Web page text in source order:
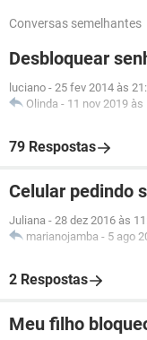
Conversas semelhantes
Desbloquear
luciano - 25 fev 2014 às
Olinda - 11 nov 2019 às
79 Respostas
Celular pedindo
Juliana - 28 dez 2016 às
marianojamba - 5 ago
2 Respostas
Meu filho